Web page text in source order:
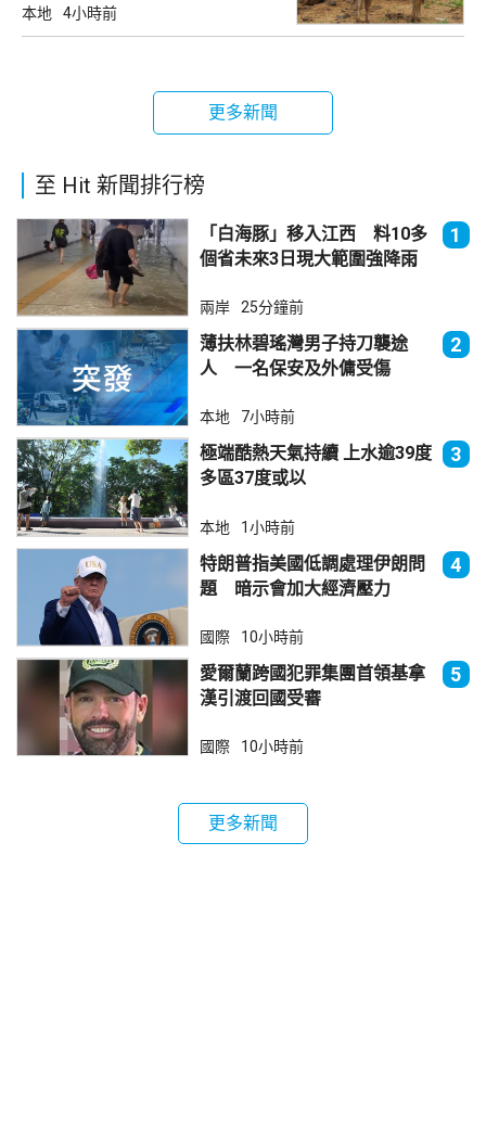
本地 4小時前
更多新聞
至 Hit 新聞排行榜
「白海豚」移入江西 料10多
個省未來3日現大範圍強降雨
1
兩岸 25分鐘前
薄扶林碧瑤灣男子持刀襲途
人 一名保安及外傭受傷
2
本地 7小時前
極端酷熱天氣持續 上水逾39度
多區37度或以
3
本地 1小時前
特朗普指美國低調處理伊朗問
題 暗示會加大經濟壓力
4
國際 10小時前
愛爾蘭跨國犯罪集團首領基拿
漢引渡回國受審
5
國際 10小時前
更多新聞